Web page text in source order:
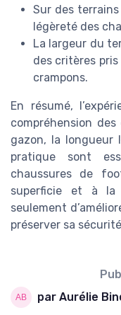
Sur des
légèreté des
La largeur du
des critères
crampons.
En résumé,
compréhension
gazon, la
pratique sont
chaussures de
superficie et à
seulement
préserver sa
par Aurélie